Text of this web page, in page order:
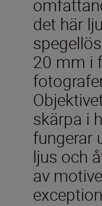
det här
20 mm i
skärpa i
fungerar
ljus och
av